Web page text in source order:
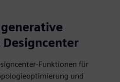
Funktionen für
und